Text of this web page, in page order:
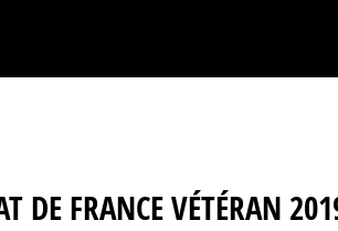
DE FRANCE VÉTÉRAN